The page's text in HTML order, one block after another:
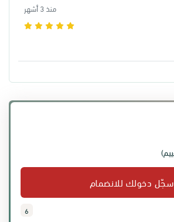
منذ 3 أشهر
سجّل دخولك للانضمام
6